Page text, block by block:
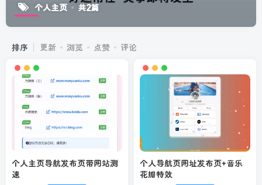
个人主页 共2篇
排序 更新 浏览 点赞 评论
个人主页导航发布页带网站测
速
个人导航页网址发布页+音乐
花瓣特效